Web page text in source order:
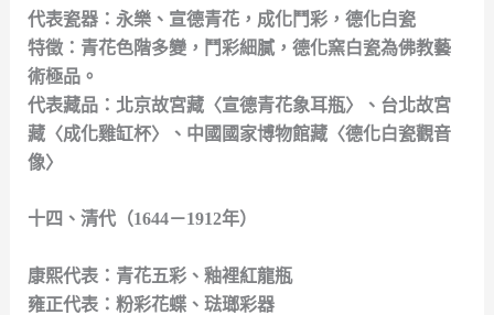
代表瓷器：永樂、宣德青花，成化鬥彩，德化白瓷
特徵：青花色階多變，鬥彩細膩，德化窯白瓷為佛教藝
術極品。
代表藏品：北京故宮藏〈宣德青花象耳瓶〉、台北故宮
藏〈成化雞缸杯〉、中國國家博物館藏〈德化白瓷觀音
像〉
十四、清代（1644－1912年）
康熙代表：青花五彩、釉裡紅龍瓶
雍正代表：粉彩花蝶、琺瑯彩器